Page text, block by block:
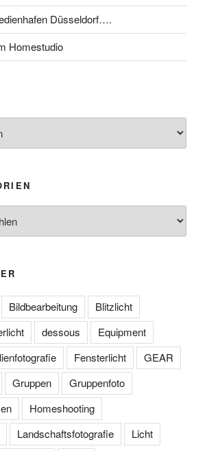
Düsseldorf….
Homestudio
Bildbearbeitung
Blitzlicht
dessous
Equipment
Fensterlicht
GEAR
Gruppen
Gruppenfoto
Homeshooting
Landschaftsfotografie
Licht